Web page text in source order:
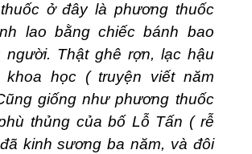
ở đây là phương thuốc
lao bằng chiếc bánh bao
người. Thật ghê rợn, lạc hậu
khoa học ( truyện viết năm
giống như phương thuốc
thủng của bố Lỗ Tấn ( rễ
kinh sương ba năm, và đôi